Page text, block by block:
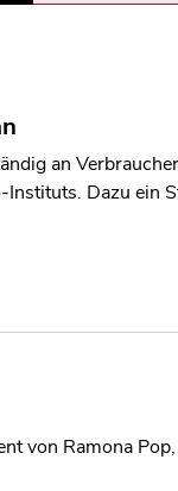
an
Dazu ein
von Ramona